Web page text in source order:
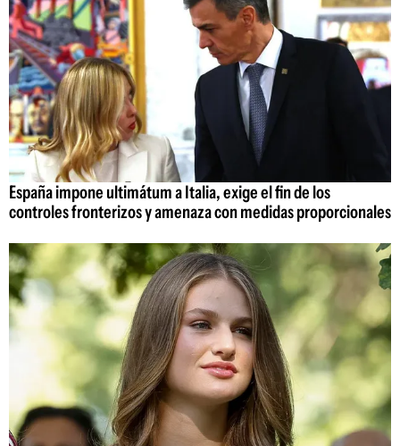
España impone ultimátum a Italia, exige el fin de los
controles fronterizos y amenaza con medidas proporcionales